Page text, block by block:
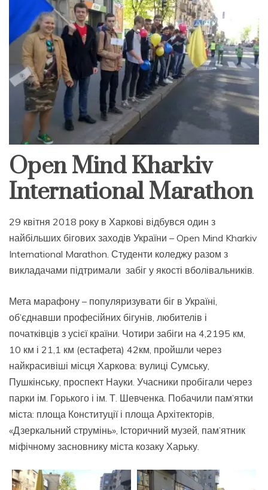
Open Mind Kharkiv
International Marathon
29 квітня 2018 року в Харкові відбувся один з
найбільших бігових заходів України – Open Mind Kharkiv
International Marathon. Студенти коледжу разом з
викладачами підтримали забіг у якості вболівальників.
Мета марафону – популяризувати біг в Україні,
об’єднавши професійних бігунів, любителів і
початківців з усієї країни. Чотири забіги на 4,2195 км,
10 км і 21,1 км (естафета) 42км, пройшли через
найкрасивіші місця Харкова: вулиці Сумську,
Пушкінську, проспект Науки. Учасники пробігали через
парки ім. Горького і ім. Т. Шевченка. Побачили пам’ятки
міста: площа Конституції і площа Архітекторів,
«Дзеркальний струмінь», Історичний музей, пам’ятник
міфічному засновнику міста козаку Харьку.